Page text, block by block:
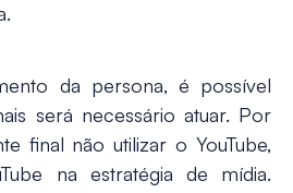
da persona, é possível
será necessário atuar. Por
final não utilizar o YouTube,
na estratégia de mídia.